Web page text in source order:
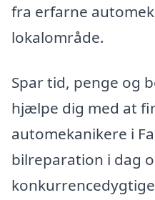
fra erfarne
lokalområde.
Spar tid, penge og
hjælpe dig med at
automekanikere i
bilreparation i dag